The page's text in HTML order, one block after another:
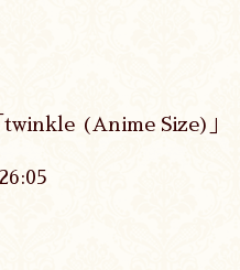
twinkle (Anime Size)」